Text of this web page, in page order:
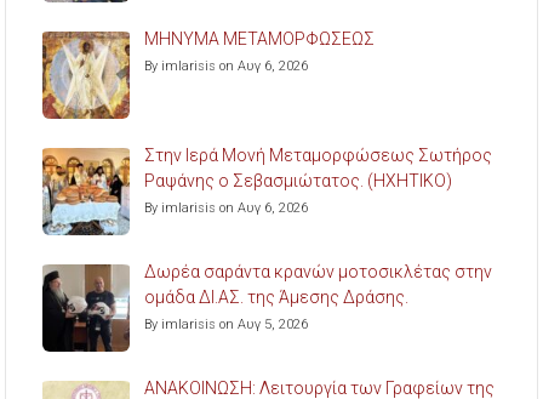
ΜΗΝΥΜΑ ΜΕΤΑΜΟΡΦΩΣΕΩΣ
By imlarisis on Αυγ 6, 2026
Στην Ιερά Μονή Μεταμορφώσεως Σωτήρος
Ραψάνης ο Σεβασμιώτατος. (ΗΧΗΤΙΚΟ)
By imlarisis on Αυγ 6, 2026
Δωρέα σαράντα κρανών μοτοσικλέτας στην
ομάδα ΔΙ.ΑΣ. της Άμεσης Δράσης.
By imlarisis on Αυγ 5, 2026
ΑΝΑΚΟΙΝΩΣΗ: Λειτουργία των Γραφείων της